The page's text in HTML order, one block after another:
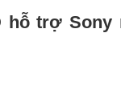
hỗ trợ